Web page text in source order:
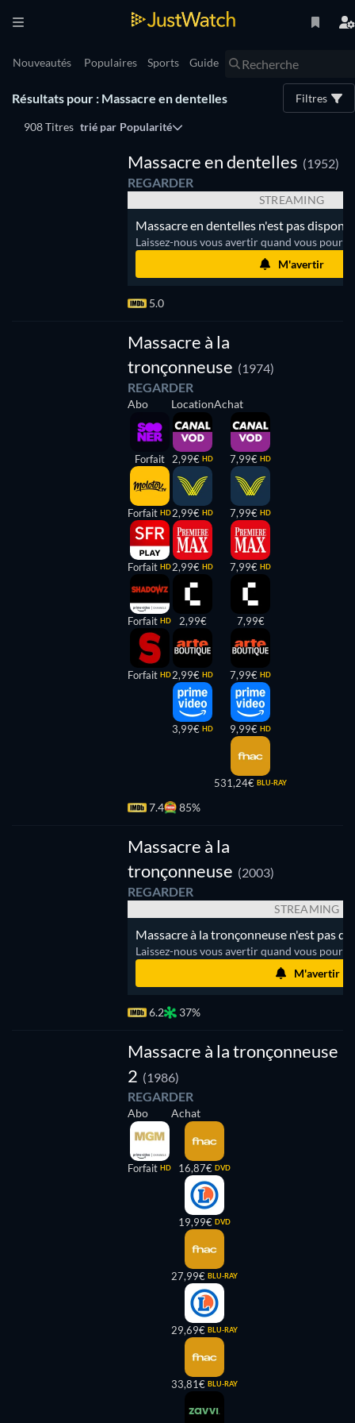
Nouveautés Populaires Sports Guide
Résultats pour : Massacre en dentelles Filtres
908 Titres trié par Popularité
Massacre en dentelles (1952)
REGARDER
STREAMING
Massacre en dentelles n'est pas
Laissez-nous vous avertir quand vous
M'avertir
5.0
Massacre à la
tronçonneuse (1974)
REGARDER
Abo
Forfait
Forfait HD
Forfait HD
Forfait HD
Forfait HD
Location
2,99€ HD
2,99€ HD
2,99€ HD
2,99€
2,99€ HD
3,99€ HD
Achat
7,99€ HD
7,99€ HD
7,99€ HD
7,99€
7,99€ HD
9,99€ HD
531,24€ BLU-RAY
7.4 85%
Massacre à la
tronçonneuse (2003)
REGARDER
STREAMING
Massacre à la tronçonneuse n'est pas
Laissez-nous vous avertir quand vous
M'avertir
6.2 37%
Massacre à la tronçonneuse
2 (1986)
REGARDER
Abo
Forfait HD
Achat
16,87€ DVD
19,99€ DVD
27,99€ BLU-RAY
29,69€ BLU-RAY
33,81€ BLU-RAY